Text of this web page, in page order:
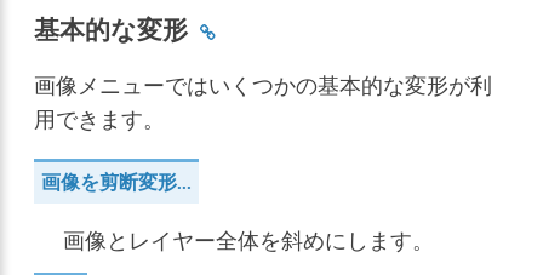
基本的な変形
画像メニューではいくつかの基本的な変形が利
用できます。
画像を剪断変形...
画像とレイヤー全体を斜めにします。